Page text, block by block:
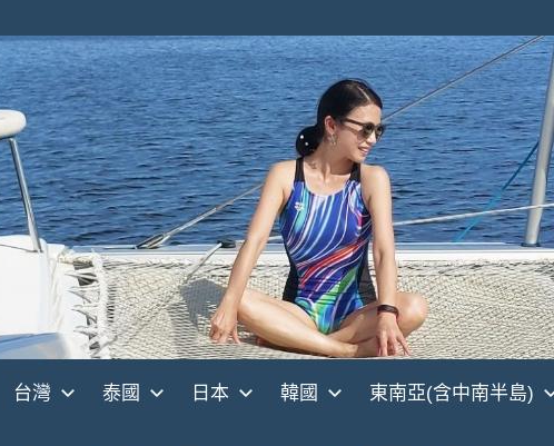
台灣 泰國 日本 韓國 東南亞(含中南半島)